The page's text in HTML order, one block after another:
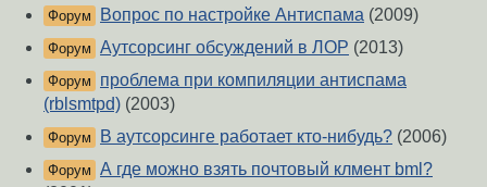
Форум Вопрос по настройке Антиспама (2009)
Форум Аутсорсинг обсуждений в ЛОР (2013)
Форум
проблема при компиляции антиспама
(rblsmtpd) (2003)
Форум В аутсорсинге работает кто-нибудь? (2006)
Форум А где можно взять почтовый клмент bml?